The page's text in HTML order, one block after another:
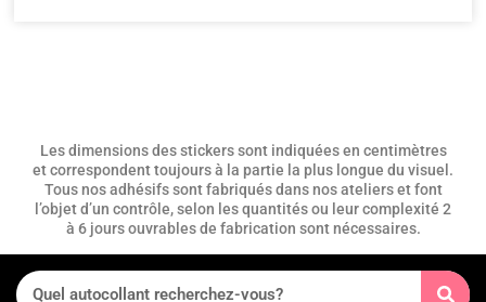
Les dimensions des stickers sont indiquées en centimètres
et correspondent toujours à la partie la plus longue du visuel.
Tous nos adhésifs sont fabriqués dans nos ateliers et font
l’objet d’un contrôle, selon les quantités ou leur complexité 2
à 6 jours ouvrables de fabrication sont nécessaires.